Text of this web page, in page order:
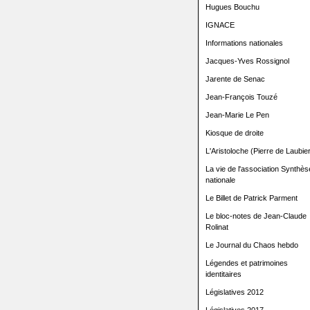
Hugues Bouchu
IGNACE
Informations nationales
Jacques-Yves Rossignol
Jarente de Senac
Jean-François Touzé
Jean-Marie Le Pen
Kiosque de droite
L'Aristoloche (Pierre de
La vie de l'association
nationale
Le Billet de Patrick Parment
Le bloc-notes de Jean-Claude
Rolinat
Le Journal du Chaos hebdo
Légendes et patrimoines
identitaires
Législatives 2012